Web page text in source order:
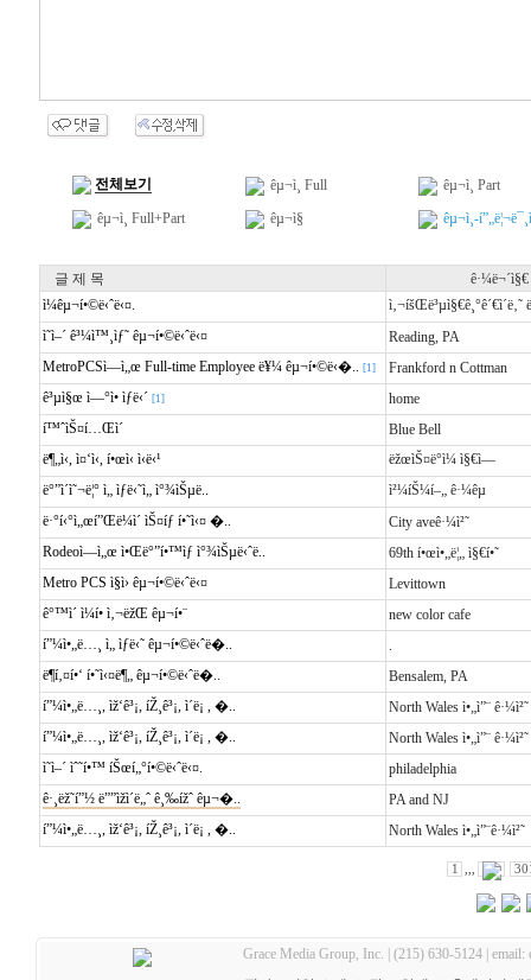
전체보기 êµ¬ì¸ Full
êµ¬ì¸ Part
êµ¬ì¸ Full+Part
êµ¬ì§ êµ¬ì¸-
글 제 목
ê·¼ë¬´ì§€
ì¼êµ¬í•©ë‹ˆë‹¤.
ì˜ì–´ ê³¼ì™¸ìƒ˜ êµ¬í•©ë‹ˆë‹¤
Reading, PA
MetroPCSì—ì„œ Full-time Employee ë¥¼ êµ¬í•©ë‹�.. [1]
Frankford n Cottman
ê³µì§œ ì—°ì• ìƒë‹´ [1]
home
í™ˆìŠ¤í…Œì´
Blue Bell
ë¶„ì‹, ì¤‘ì‹, í•œì‹ ì‹ë‹¹
ëžœìŠ¤ë°ì¼ ì§€ì—­
ë°”ì´ì˜¬ë¦° ì„ ìƒë‹˜ì„ ì°¾ìŠµë..
ì²¼íŠ¼í–„ ê·¼êµ
ë·°í‹°ì„œí”Œë¼ì´ ìŠ¤íƒ í•˜ì‹¤ �..
City aveê·¼ì²˜
Rodeoì—ì„œ ì•Œë°”í•™ìƒ ì°¾ìŠµë‹ˆë..
69th í•œì•„ë¦„ ì§€í•˜
Metro PCS ì§ì› êµ¬í•©ë‹ˆë‹¤
Levittown
ê°™ì´ ì¼í• ì‚¬ëžŒ êµ¬í•¨
new color cafe
í”¼ì•„ë…¸ ì„ ìƒë‹˜ êµ¬í•©ë‹ˆë�..
.
ë¶í‚¤í•‘ í•˜ì‹¤ë¶„ êµ¬í•©ë‹ˆë�..
Bensalem, PA
í”¼ì•„ë…¸, ìž‘ê³¡, íŽ¸ê³¡, ì´ë¡ , �..
North Wales ì•„ì”¨ ê·¼ì²˜
í”¼ì•„ë…¸, ìž‘ê³¡, íŽ¸ê³¡, ì´ë¡ , �..
North Wales ì•„ì”¨ ê·¼ì²˜
ì˜ì–´ ìˆ˜í•™ íŠœí„°í•©ë‹ˆë‹¤.
philadelphia
ê·¸ëž˜í”½ ë””ìžì´ë„ˆ ê¸‰ížˆ êµ¬�..
PA and NJ
í”¼ì•„ë…¸, ìž‘ê³¡, íŽ¸ê³¡, ì´ë¡ , �..
North Wales ì•„ì”¨ê·¼ì²˜
1 ,,,
Grace Media Group, Inc. | (215) 630-5124 | email: